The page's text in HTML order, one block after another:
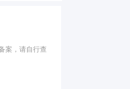
案，请自行查